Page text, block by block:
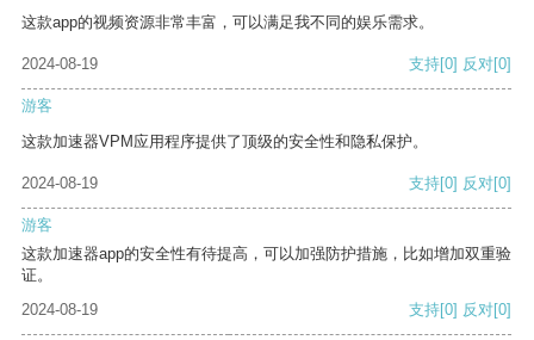
这款app的视频资源非常丰富，可以满足我不同的娱乐需求。
2024-08-19 支持[0] 反对[0]
游客
这款加速器VPM应用程序提供了顶级的安全性和隐私保护。
2024-08-19 支持[0] 反对[0]
游客
这款加速器app的安全性有待提高，可以加强防护措施，比如增加双重验
证。
2024-08-19
支持[0] 反对[0]